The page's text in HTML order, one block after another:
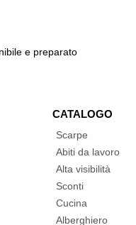
e preparato
CATALOGO
Scarpe
Abiti da lavoro
Alta visibilità
Sconti
Cucina
Alberghiero